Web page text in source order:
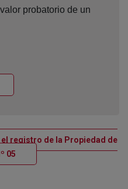
probatorio de un
registro de la Propiedad de
05 Ventana nueva